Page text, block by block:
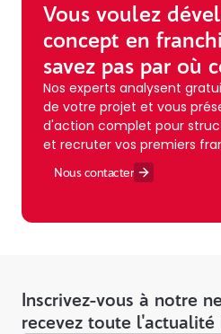
Vous voulez
concept en
savez pas par où
Nos experts analysent
de votre projet et vous
d'action complet pour
et recruter vos premiers
Nous contacter
Inscrivez-vous à notre
recevez toute